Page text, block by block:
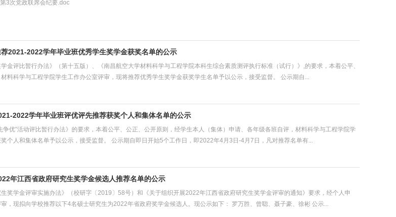
3次党政联席会纪要.doc
2021-2022学年毕业班优秀学生奖学金获奖名单的公示
金评比暂行办法》（第十五版）、《南昌航空大学材料科学与工程学院本科生综合素质测评执行标准（试行）》,的要求，本着公平、
料科学与工程学院学生工作办公室评审，现将推荐优秀学生奖学金获奖学生名单予以公示，接受监督。 公示期自...
2022学年毕业班评优评先推荐获奖个人和集体名单的公示
争优”活动评比暂行办法》的要求，本着公平、公正、公开原则，经学生本人（集体）申请、各年级各班自评，材料科学与工程学院学
个人和集体名单予以公示，接受监督。 公示期自即日开始5个工作日，即2022年4月3日-4月7日，凡对推荐名单有...
年江西省政府研究生奖学金候选人推荐名单的公示
奖学金评审实施办法》（校研字〔2019〕58号）和《关于组织开展2022年江西省政府研究生奖学金评审的通知》要求，经个人申
，现拟向学校推荐以下4名硕士研究生为2022年省政府奖学金候选人。现公示如下： 罗万胜、曾聪、聂子豪、徐彬 公示...